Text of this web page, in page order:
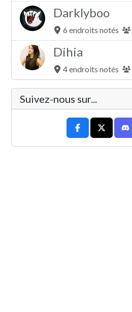
Darklyboo
6 endroits notés
Dihia
4 endroits notés
Suivez-nous sur...